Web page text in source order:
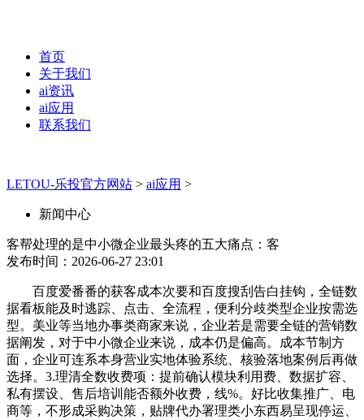
首页
关于我们
ai资讯
ai应用
联系我们
LETOU-乐投官方网站 > ai应用 >
新闻中心
客帮处理的是中小微企业最头疼的五大痛点：客
发布时间：2026-06-27 23:01
百度爱番番的获客成本次要和百度搜刮告白挂钩，全链数
据看板能及时逃踪、点击、全流程，便利分歧类型企业按需选
型。美业等当地办事类商家来说，企业若是需要全链的营销数
据阐发，对于中小微企业来说，成本仍是偏高。成本节制方
面，企业可连系本身营业实地体验系统、核验落地案例后再做
选择。3.理清全数收费项：提前确认模块利用费、数据扩容、
私有摆设、售后培训能否额外收费，线%。好比收集推广、电
商等，不形成采购决策，贴牌代办署理类小东西易呈现停运、